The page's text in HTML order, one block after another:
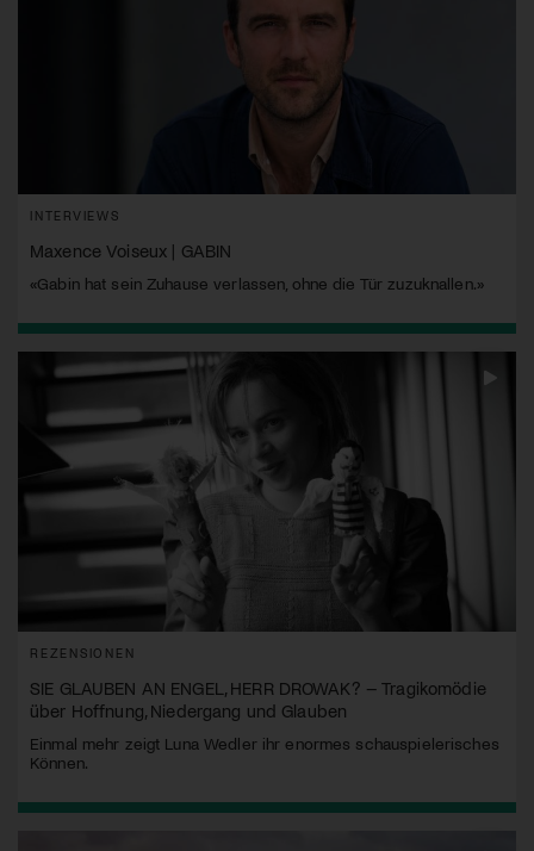
INTERVIEWS
Maxence Voiseux | GABIN
«Gabin hat sein Zuhause verlassen, ohne die Tür zuzuknallen.»
REZENSIONEN
SIE GLAUBEN AN ENGEL, HERR DROWAK? – Tragikomödie
über Hoffnung, Niedergang und Glauben
Einmal mehr zeigt Luna Wedler ihr enormes schauspielerisches
Können.